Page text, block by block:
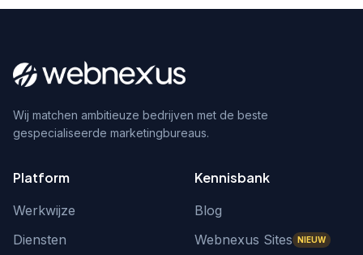
Wij matchen ambitieuze bedrijven met de beste
gespecialiseerde marketingbureaus.
Platform
Werkwijze
Diensten
Kennisbank
Blog
Webnexus Sites NIEUW